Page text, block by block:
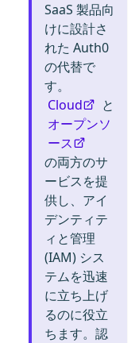
SaaS 製品向
けに設計さ
れた Auth0
の代替で
す。
Cloud
と
オープンソ
ース
の両方のサ
ービスを提
供し、アイ
デンティテ
ィと管理
(IAM) シス
テムを迅速
に立ち上げ
るのに役立
ちます。認